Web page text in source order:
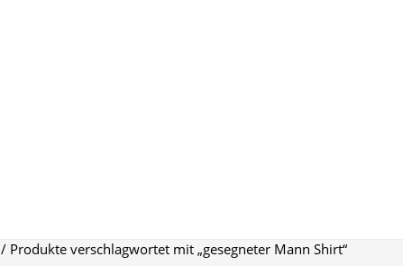
/ Produkte verschlagwortet mit „gesegneter Mann Shirt“